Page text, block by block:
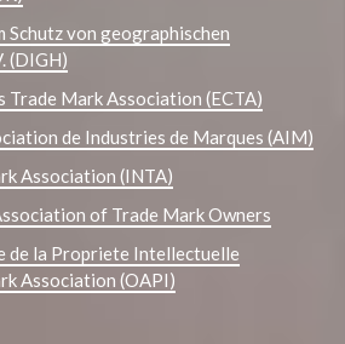
Schutz von geographischen
(DIGH)
Trade Mark Association (ECTA)
de Industries de Marques (AIM)
Association (INTA)
of Trade Mark Owners
de la Propriete Intellectuelle
Association (OAPI)